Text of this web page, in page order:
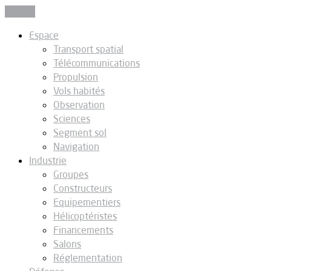
Espace
Transport spatial
Télécommunications
Propulsion
Vols habités
Observation
Sciences
Segment sol
Navigation
Industrie
Groupes
Constructeurs
Equipementiers
Hélicoptéristes
Financements
Salons
Réglementation